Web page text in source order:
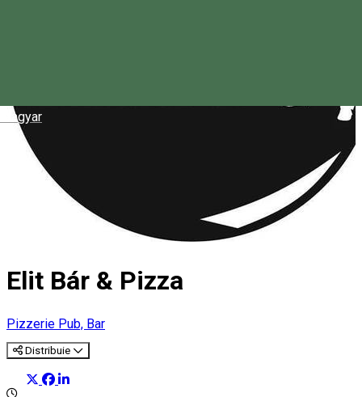
Magyar
Elit Bár & Pizza
Pizzerie Pub, Bar
Distribuie